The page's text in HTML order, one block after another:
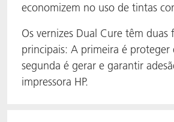
economizem no uso de tintas
Os vernizes Dual Cure têm duas
principais: A primeira é proteger
segunda é gerar e garantir
impressora HP.